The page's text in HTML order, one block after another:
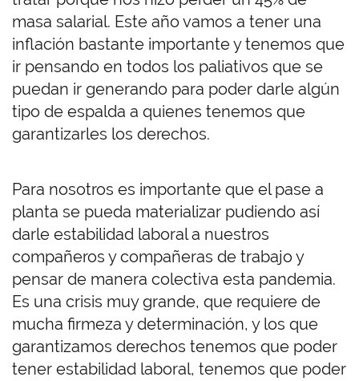
masa salarial. Este año vamos a tener una
inflación bastante importante y tenemos que
ir pensando en todos los paliativos que se
puedan ir generando para poder darle algún
tipo de espalda a quienes tenemos que
garantizarles los derechos.
Para nosotros es importante que el pase a
planta se pueda materializar pudiendo así
darle estabilidad laboral a nuestros
compañeros y compañeras de trabajo y
pensar de manera colectiva esta pandemia.
Es una crisis muy grande, que requiere de
mucha firmeza y determinación, y los que
garantizamos derechos tenemos que poder
tener estabilidad laboral, tenemos que poder